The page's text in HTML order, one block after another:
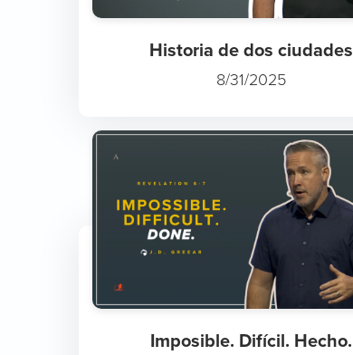
Historia de dos ciudades
8/31/2025
Imposible. Difícil. Hecho.